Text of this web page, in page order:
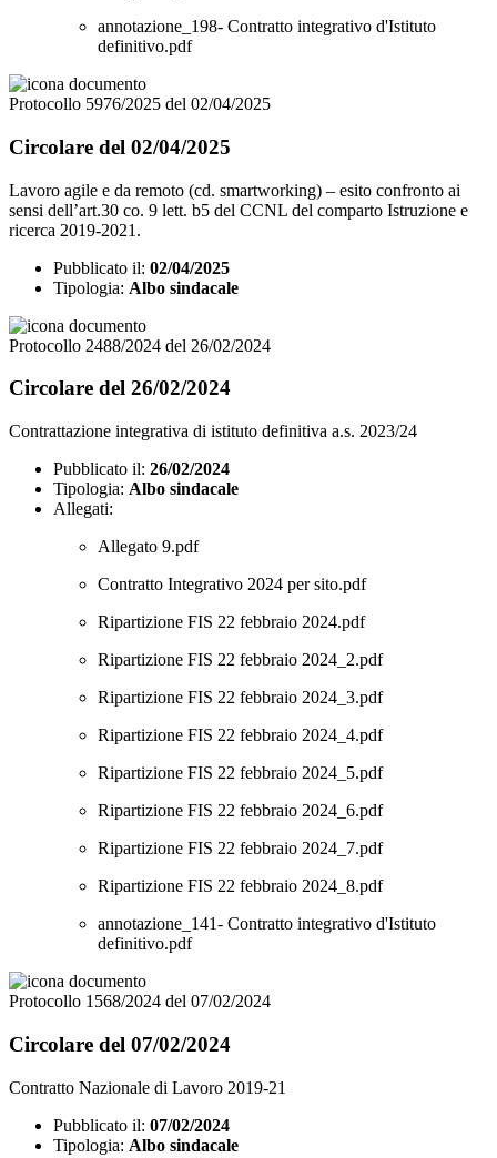
annotazione_198- Contratto integrativo d'Istituto
definitivo.pdf
Protocollo 5976/2025 del 02/04/2025
Circolare del 02/04/2025
Lavoro agile e da remoto (cd. smartworking) – esito confronto ai
sensi dell’art.30 co. 9 lett. b5 del CCNL del comparto Istruzione e
ricerca 2019-2021.
Pubblicato il: 02/04/2025
Tipologia: Albo sindacale
Protocollo 2488/2024 del 26/02/2024
Circolare del 26/02/2024
Contrattazione integrativa di istituto definitiva a.s. 2023/24
Pubblicato il: 26/02/2024
Tipologia: Albo sindacale
Allegati:
Allegato 9.pdf
Contratto Integrativo 2024 per sito.pdf
Ripartizione FIS 22 febbraio 2024.pdf
Ripartizione FIS 22 febbraio 2024_2.pdf
Ripartizione FIS 22 febbraio 2024_3.pdf
Ripartizione FIS 22 febbraio 2024_4.pdf
Ripartizione FIS 22 febbraio 2024_5.pdf
Ripartizione FIS 22 febbraio 2024_6.pdf
Ripartizione FIS 22 febbraio 2024_7.pdf
Ripartizione FIS 22 febbraio 2024_8.pdf
annotazione_141- Contratto integrativo d'Istituto
definitivo.pdf
Protocollo 1568/2024 del 07/02/2024
Circolare del 07/02/2024
Contratto Nazionale di Lavoro 2019-21
Pubblicato il: 07/02/2024
Tipologia: Albo sindacale